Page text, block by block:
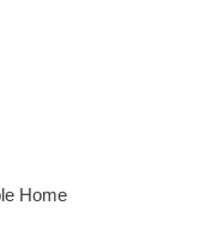
Home